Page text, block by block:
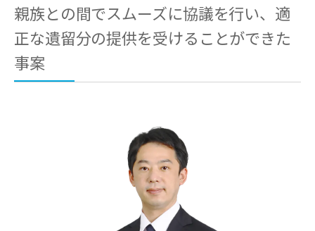
親族との間でスムーズに協議を行い、適
正な遺留分の提供を受けることができた
事案